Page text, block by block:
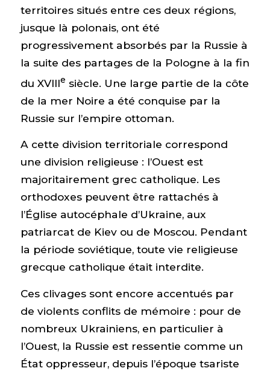
territoires situés entre ces deux régions,
jusque là polonais, ont été
progressivement absorbés par la Russie à
la suite des partages de la Pologne à la fin
du XVIIIe siècle. Une large partie de la côte
de la mer Noire a été conquise par la
Russie sur l’empire ottoman.
A cette division territoriale correspond
une division religieuse : l’Ouest est
majoritairement grec catholique. Les
orthodoxes peuvent être rattachés à
l’Église autocéphale d’Ukraine, aux
patriarcat de Kiev ou de Moscou. Pendant
la période soviétique, toute vie religieuse
grecque catholique était interdite.
Ces clivages sont encore accentués par
de violents conflits de mémoire : pour de
nombreux Ukrainiens, en particulier à
l’Ouest, la Russie est ressentie comme un
État oppresseur, depuis l’époque tsariste